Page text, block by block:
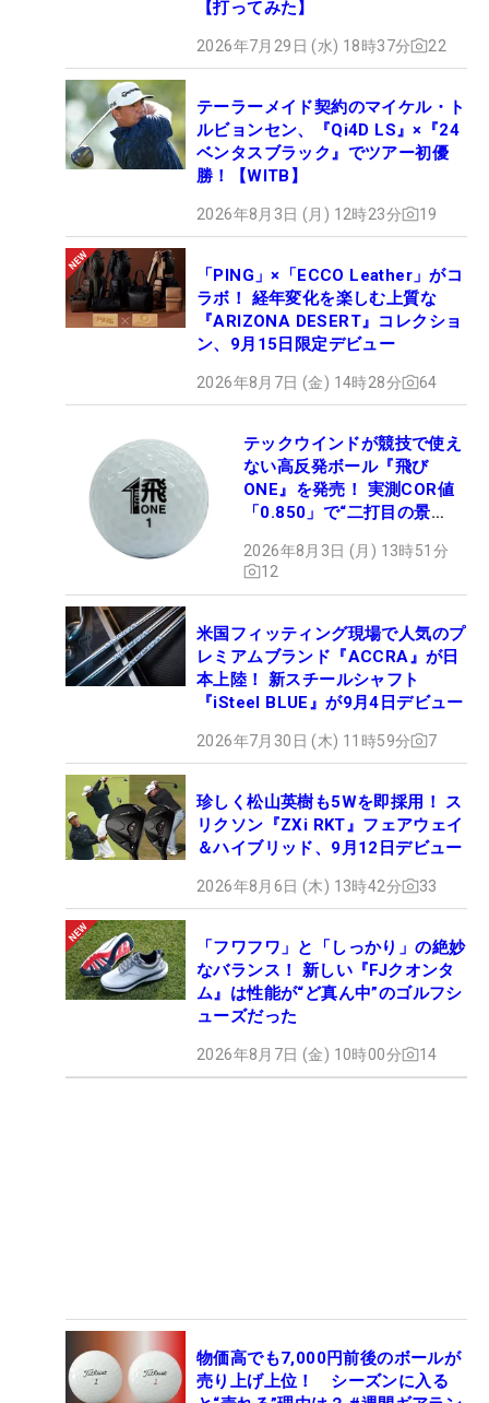
【打ってみた】
2026年7月29日 (水) 18時37分 22
テーラーメイド契約のマイケル・ト
ルビョンセン、『Qi4D LS』×『24
ベンタスブラック』でツアー初優
勝！【WITB】
2026年8月3日 (月) 12時23分 19
「PING」×「ECCO Leather」がコ
ラボ！ 経年変化を楽しむ上質な
『ARIZONA DESERT』コレクショ
ン、9月15日限定デビュー
2026年8月7日 (金) 14時28分 64
テックウインドが競技で使え
ない高反発ボール『飛び
ONE』を発売！ 実測COR値
「0.850」で“二打目の景
2026年8月3日 (月) 13時51分
12
米国フィッティング現場で人気のプ
レミアムブランド『ACCRA』が日
本上陸！ 新スチールシャフト
『iSteel BLUE』が9月4日デビュー
2026年7月30日 (木) 11時59分 7
珍しく松山英樹も5Wを即採用！ ス
リクソン『ZXi RKT』フェアウェイ
＆ハイブリッド、9月12日デビュー
2026年8月6日 (木) 13時42分 33
「フワフワ」と「しっかり」の絶妙
なバランス！ 新しい『FJクオンタ
ム』は性能が“ど真ん中”のゴルフシ
ューズだった
2026年8月7日 (金) 10時00分 14
物価高でも7,000円前後のボールが
売り上げ上位！ シーズンに入る